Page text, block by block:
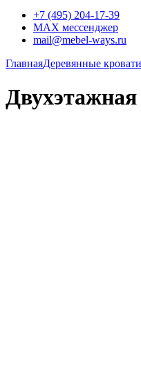
+7 (495) 204-17-39
MAX мессенджер
mail@mebel-ways.ru
ГлавнаяДеревянные кровати